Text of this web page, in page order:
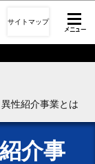
サイトマップ
性紹介事業とは
介事